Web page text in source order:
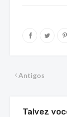
Antigos
Talvez